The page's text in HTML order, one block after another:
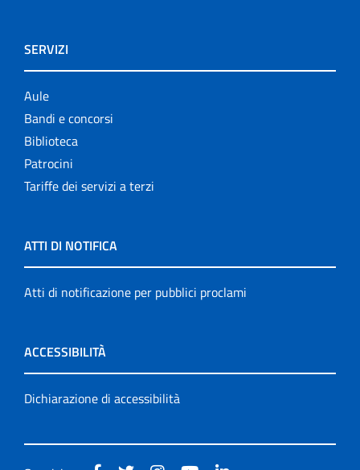
SERVIZI
Aule
Bandi e concorsi
Biblioteca
Patrocini
Tariffe dei servizi a terzi
ATTI DI NOTIFICA
Atti di notificazione per pubblici proclami
ACCESSIBILITÀ
Dichiarazione di accessibilità